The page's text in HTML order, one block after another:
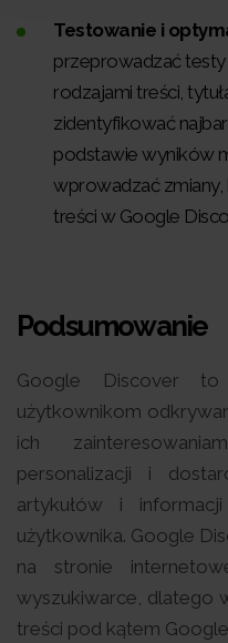
Testowanie i
przeprowadzać
rodzajami treści,
zidentyfikować
podstawie wyników
wprowadzać
treści w Google
Podsumowanie
Google Discover to
użytkownikom
ich
personalizacji i
artykułów i
użytkownika. Google
na stronie
wyszukiwarce, dlatego
treści pod kątem